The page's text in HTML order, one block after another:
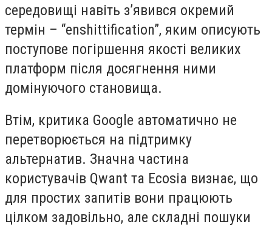
середовищі навіть з’явився окремий
термін – “enshittification”, яким описують
поступове погіршення якості великих
платформ після досягнення ними
домінуючого становища.
Втім, критика Google автоматично не
перетворюється на підтримку
альтернатив. Значна частина
користувачів Qwant та Ecosia визнає, що
для простих запитів вони працюють
цілком задовільно, але складні пошуки